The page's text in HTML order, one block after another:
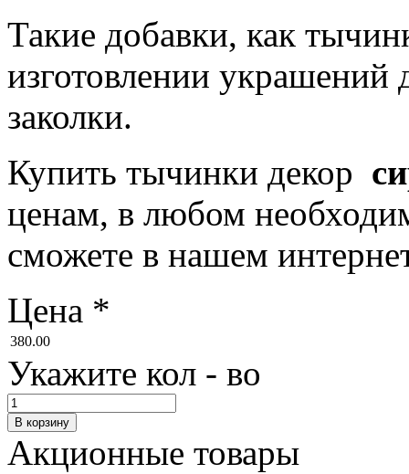
Такие добавки, как
изготовлении
заколки.
Купить тычинки декор
ценам, в любом
сможете в нашем
Цена *
380.00
Укажите кол - во
Акционные товары